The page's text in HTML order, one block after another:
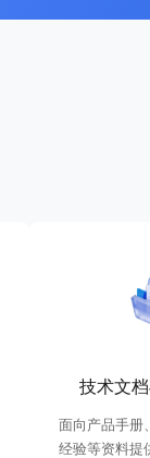
技术文
面向产品手册
经验等资料提